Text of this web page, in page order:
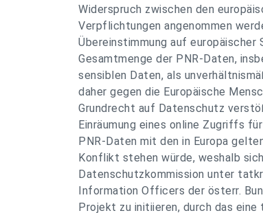
Widerspruch zwischen den
Verpflichtungen angenommen
Übereinstimmung auf
Gesamtmenge der PNR-Daten,
sensiblen Daten, als
daher gegen die Europäische
Grundrecht auf Datenschutz
Einräumung eines online Zugriffs
PNR-Daten mit den in Europa
Konflikt stehen würde, weshalb
Datenschutzkommission unter
Information Officers der österr.
Projekt zu initiieren, durch das eine